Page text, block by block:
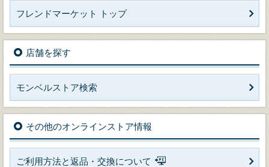
フレンドマーケット トップ
店舗を探す
モンベルストア検索
その他のオンラインストア情報
ご利用方法と返品・交換について